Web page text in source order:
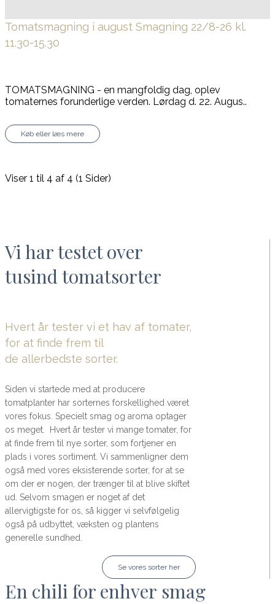
Tomatsmagning i august Smagning 22/8-26 kl.
11.30-15.30
TOMATSMAGNING - en mangfoldig dag, oplev
tomaternes forunderlige verden. Lørdag d. 22. Augus..
Køb eller læs mere
Viser 1 til 4 af 4 (1 Sider)
Vi har testet over
tusind tomatsorter
Hvert år tester vi et hav af tomater,
for at finde frem til
de allerbedste sorter.
Siden vi startede med at producere
tomatplanter har sorternes forskellighed været
vores fokus. Specielt smag og aroma optager
os meget. Hvert år tester vi mange tomater, for
at finde frem til nye sorter, som fortjener en
plads i vores sortiment. Vi sammenligner dem
også med vores eksisterende sorter, for at se
om der er nogen, der trænger til at blive skiftet
ud. Selvom smagen er noget af det
allervigtigste for os, så kigger vi selvfølgelig
også på udbyttet, væksten og plantens
generelle sundhed.
Se vores sorter her
En chili for enhver smag